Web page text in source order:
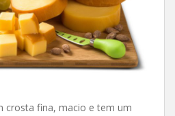
crosta fina, macio e tem um